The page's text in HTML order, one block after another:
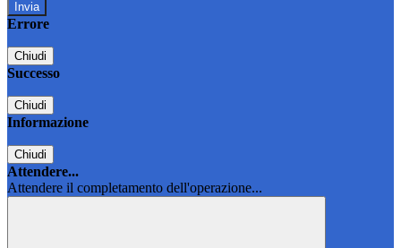
Errore
Chiudi
Successo
Chiudi
Informazione
Chiudi
Attendere...
Attendere il completamento dell'operazione...